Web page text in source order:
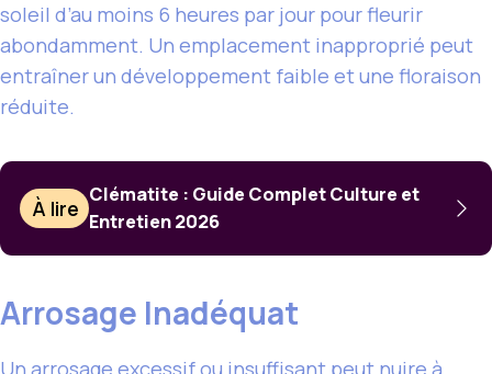
soleil d’au moins 6 heures par jour pour fleurir
abondamment. Un emplacement inapproprié peut
entraîner un développement faible et une floraison
réduite.
À lire
Clématite : Guide Complet Culture et
Entretien 2026
Arrosage Inadéquat
Un arrosage excessif ou insuffisant peut nuire à